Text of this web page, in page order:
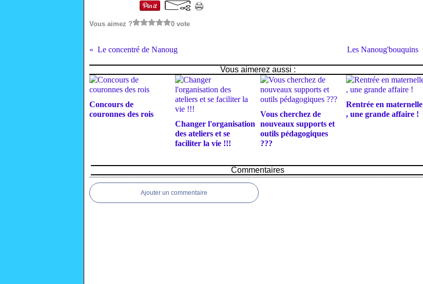
Vous aimez ? 0 vote
Le concentré de Nanoug Les Nanoug'bouquins
Vous aimerez aussi :
Concours de
couronnes des rois
Changer l'organisation
des ateliers et se
faciliter la vie !!!
Vous cherchez de
nouveaux supports et
outils pédagogiques
???
Rentrée en maternelle
, une grande affaire !
Commentaires
Ajouter un commentaire